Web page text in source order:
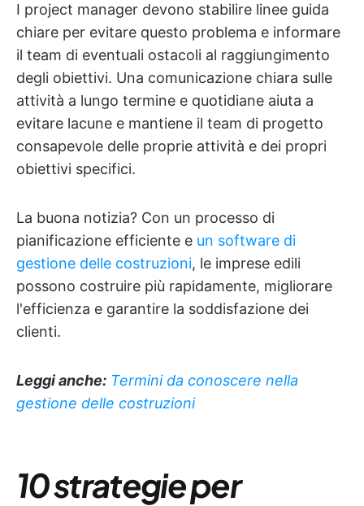
I project manager devono stabilire linee guida
chiare per evitare questo problema e informare
il team di eventuali ostacoli al raggiungimento
degli obiettivi. Una comunicazione chiara sulle
attività a lungo termine e quotidiane aiuta a
evitare lacune e mantiene il team di progetto
consapevole delle proprie attività e dei propri
obiettivi specifici.
La buona notizia? Con un processo di
pianificazione efficiente e un software di
gestione delle costruzioni, le imprese edili
possono costruire più rapidamente, migliorare
l'efficienza e garantire la soddisfazione dei
clienti.
Leggi anche: Termini da conoscere nella
gestione delle costruzioni
10 strategie per